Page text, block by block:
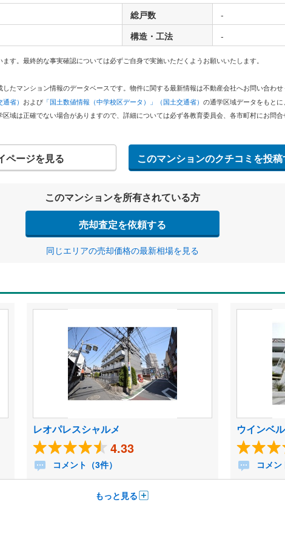
総戸数
-
構造・工法 -
す。最終的な事実確認については必ずご自身で実施いただくようお願いいたします。
たマンション情報のデータベースです。物件に関する最新情報は不動産会社へお問い合わせ
省） および 「国土数値情報（中学校区データ）」（国土交通省） の通学区域データをもとに
域は正確でない場合がありますので、詳細については必ず各教育委員会、各市町村にお問合
ページを見る このマンションのクチコミを投稿
このマンションを所有されている方
売却査定を依頼する
同じエリアの売却価格の最新相場を見る
レオパレスシャルメ
4.33
コメント（3件）
ウインベ
コメン
もっと見る